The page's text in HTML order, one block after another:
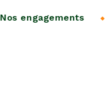
Nos engagements